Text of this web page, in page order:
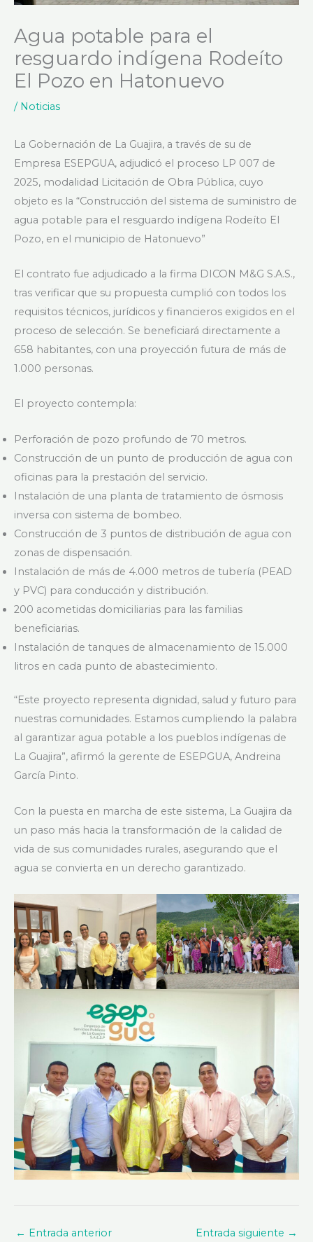
Agua potable para el
resguardo indígena Rodeíto
El Pozo en Hatonuevo
/ Noticias
La Gobernación de La Guajira, a través de su de
Empresa ESEPGUA, adjudicó el proceso LP 007 de
2025, modalidad Licitación de Obra Pública, cuyo
objeto es la “Construcción del sistema de suministro de
agua potable para el resguardo indígena Rodeíto El
Pozo, en el municipio de Hatonuevo”
El contrato fue adjudicado a la firma DICON M&G S.A.S.,
tras verificar que su propuesta cumplió con todos los
requisitos técnicos, jurídicos y financieros exigidos en el
proceso de selección. Se beneficiará directamente a
658 habitantes, con una proyección futura de más de
1.000 personas.
El proyecto contempla:
Perforación de pozo profundo de 70 metros.
Construcción de un punto de producción de agua con
oficinas para la prestación del servicio.
Instalación de una planta de tratamiento de ósmosis
inversa con sistema de bombeo.
Construcción de 3 puntos de distribución de agua con
zonas de dispensación.
Instalación de más de 4.000 metros de tubería (PEAD
y PVC) para conducción y distribución.
200 acometidas domiciliarias para las familias
beneficiarias.
Instalación de tanques de almacenamiento de 15.000
litros en cada punto de abastecimiento.
“Este proyecto representa dignidad, salud y futuro para
nuestras comunidades. Estamos cumpliendo la palabra
al garantizar agua potable a los pueblos indígenas de
La Guajira”, afirmó la gerente de ESEPGUA, Andreina
García Pinto.
Con la puesta en marcha de este sistema, La Guajira da
un paso más hacia la transformación de la calidad de
vida de sus comunidades rurales, asegurando que el
agua se convierta en un derecho garantizado.
← Entrada anterior Entrada siguiente →